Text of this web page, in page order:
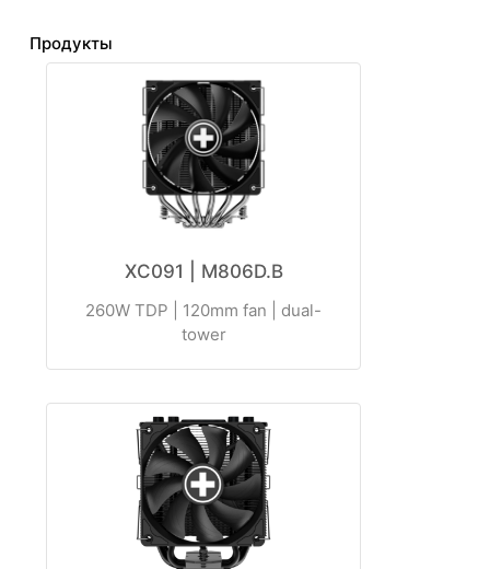
Продукты
XC091 | M806D.B
260W TDP | 120mm fan | dual-
tower